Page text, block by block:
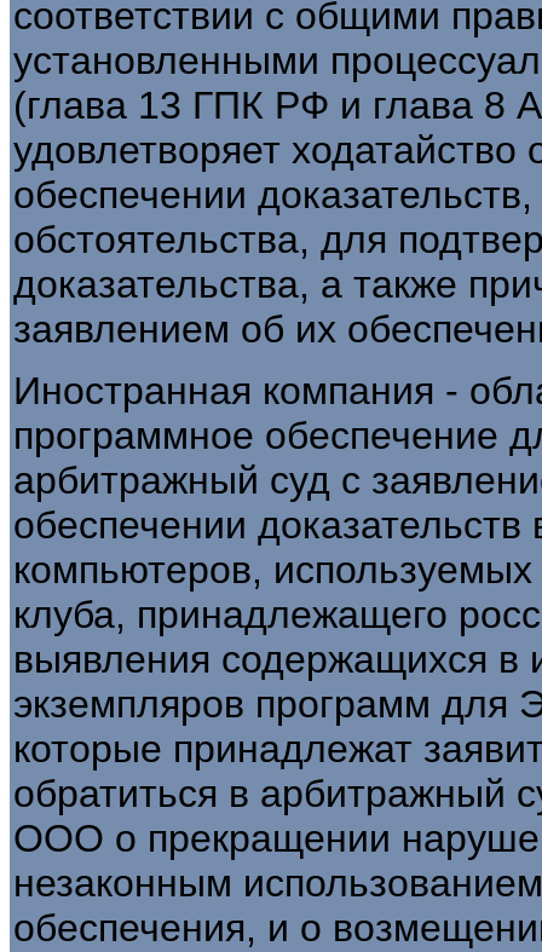
соответствии с общими
установленными
(глава 13 ГПК РФ и глава 8
удовлетворяет
обеспечении
обстоятельства, для
доказательства, а также
заявлением об их
Иностранная компания -
программное обеспечение
арбитражный суд с
обеспечении
компьютеров,
клуба, принадлежащего
выявления содержащихся в
экземпляров программ для
которые принадлежат
обратиться в арбитражный
ООО о прекращении
незаконным
обеспечения, и о